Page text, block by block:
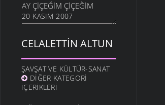
AY ÇIÇEĞIM ÇIÇEĞIM
20 KASIM 2007
19 KASIM 2007
AYAKKABI GEYARIM DA
13 KASIM 2007
AYAĞINDA İKI ÇORAP
11 KASIM 2007
CELALETTIN ALTUN
ŞAVŞAT VE KÜLTÜR-SANAT
DIĞER KATEGORI
İÇERIKLERI